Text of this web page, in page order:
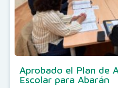
Aprobado el Plan de
Escolar para Abarán